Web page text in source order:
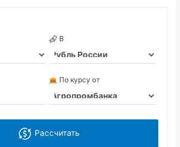
В
По курсу от
Рассчитать